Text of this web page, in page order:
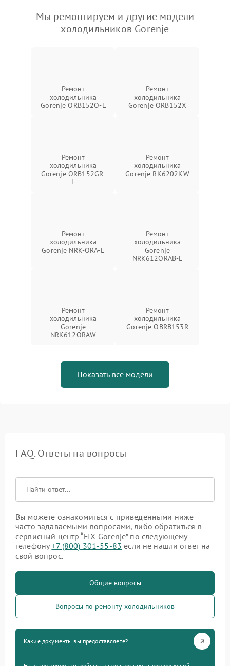
Мы ремонтируем и другие модели
холодильников Gorenje
Ремонт
холодильника
Gorenje ORB152O-L
Ремонт
холодильника
Gorenje ORB152X
Ремонт
холодильника
Gorenje ORB152GR-
L
Ремонт
холодильника
Gorenje RK6202KW
Ремонт
холодильника
Gorenje NRK-ORA-E
Ремонт
холодильника
Gorenje
NRK612ORAB-L
Ремонт
холодильника
Gorenje
NRK612ORAW
Ремонт
холодильника
Gorenje OBRB153R
Показать все модели
FAQ. Ответы на вопросы
Вы можете ознакомиться с приведенными ниже
часто задаваемыми вопросами, либо обратиться в
сервисный центр “FIX-Gorenje” по следующему
телефону+7 (800) 301-55-83 если не нашли ответ на
свой вопрос.
Общие вопросы
Вопросы по ремонту холодильников
Какие документы вы предоставляете?